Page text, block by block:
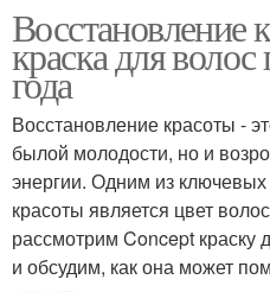
Восстановление
краска для
года
Восстановление красоты -
былой молодости, но и
энергии. Одним из
красоты является цвет
рассмотрим Concept краску
и обсудим, как она может